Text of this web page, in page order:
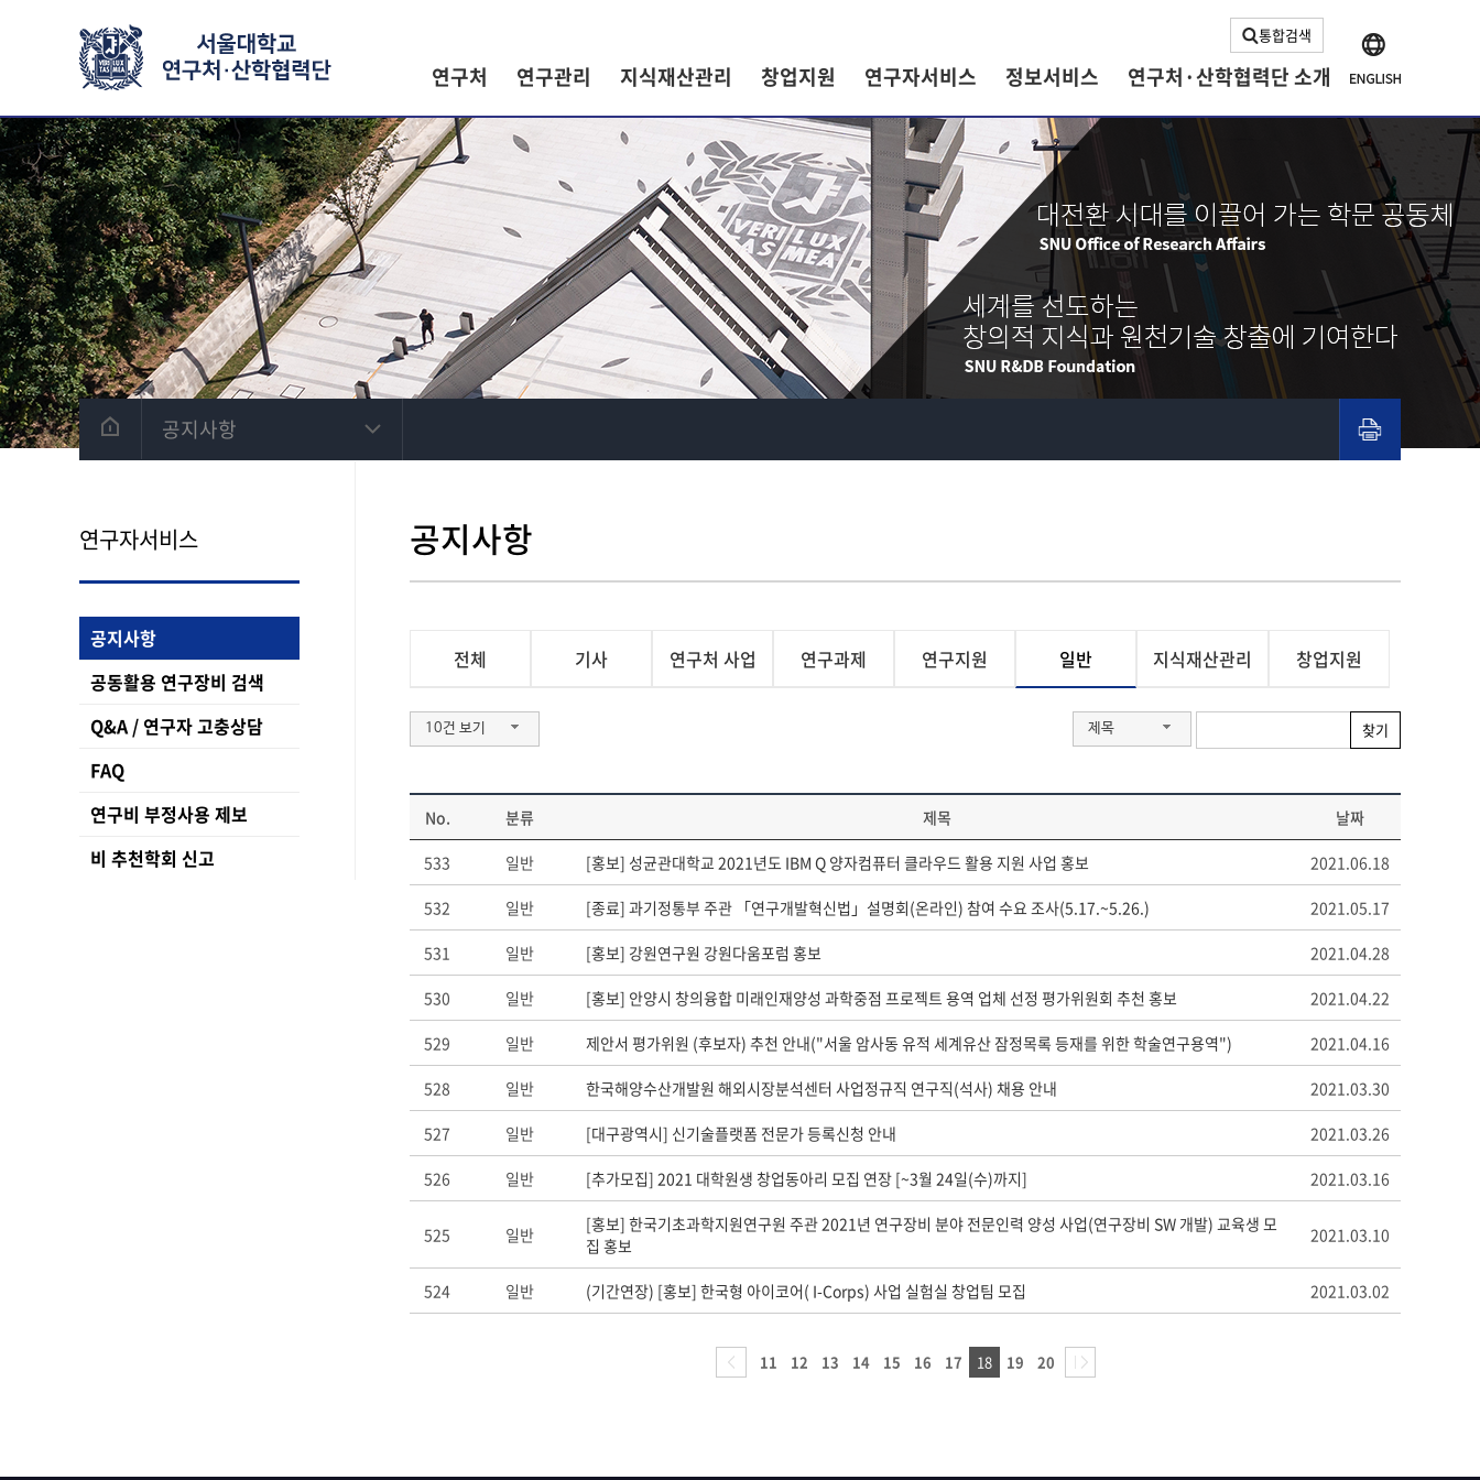
통합검색
연구처 연구관리 지식재산관리 창업지원 연구자서비스 정보서비스 연구처·산학협력단 소개
공지사항
연구자서비스
공지사항
공동활용 연구장비 검색
Q&A / 연구자 고충상담
FAQ
연구비 부정사용 제보
비 추천학회 신고
공지사항
전체 기사 연구처 사업 연구과제 연구지원 일반 지식재산관리 창업지원
10건 보기 제목 찾기
No. 분류 제목 날짜
533 일반 [홍보] 성균관대학교 2021년도 IBM Q 양자컴퓨터 클라우드 활용 지원 사업 홍보 2021.06.18
532 일반 [종료] 과기정통부 주관 「연구개발혁신법」설명회(온라인) 참여 수요 조사(5.17.~5.26.) 2021.05.17
531 일반 [홍보] 강원연구원 강원다움포럼 홍보 2021.04.28
530 일반 [홍보] 안양시 창의융합 미래인재양성 과학중점 프로젝트 용역 업체 선정 평가위원회 추천 홍보 2021.04.22
529 일반 제안서 평가위원 (후보자) 추천 안내("서울 암사동 유적 세계유산 잠정목록 등재를 위한 학술연구용역") 2021.04.16
528 일반 한국해양수산개발원 해외시장분석센터 사업정규직 연구직(석사) 채용 안내 2021.03.30
527 일반 [대구광역시] 신기술플랫폼 전문가 등록신청 안내 2021.03.26
526 일반 [추가모집] 2021 대학원생 창업동아리 모집 연장 [~3월 24일(수)까지] 2021.03.16
525 일반
[홍보] 한국기초과학지원연구원 주관 2021년 연구장비 분야 전문인력 양성 사업(연구장비 SW 개발) 교육생 모
집 홍보
2021.03.10
524 일반 (기간연장) [홍보] 한국형 아이코어( I-Corps) 사업 실험실 창업팀 모집 2021.03.02
11 12 13 14 15 16 17 18 19 20